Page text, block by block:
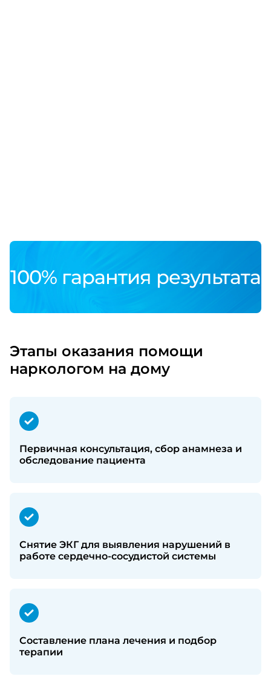
100% гарантия результата
Этапы оказания помощи
наркологом на дому
Первичная консультация, сбор анамнеза и
обследование пациента
Снятие ЭКГ для выявления нарушений в
работе сердечно-сосудистой системы
Составление плана лечения и подбор
терапии